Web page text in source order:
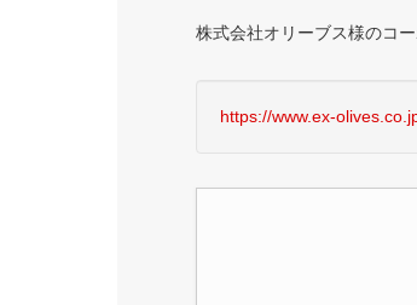
株式会社オリーブス様のコ
https://www.ex-